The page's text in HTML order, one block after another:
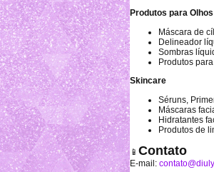
Produtos para
Máscara de
Delineador
Sombras
Produtos
Skincare
Séruns,
Máscaras
Hidratantes
Produtos de
📱 Contato
E-mail: